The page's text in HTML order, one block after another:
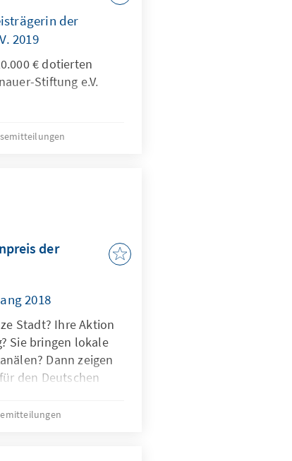
der
2019
€ dotierten
Stiftung e.V.
der
2018
Stadt? Ihre Aktion
Sie bringen lokale
Dann zeigen
den Deutschen